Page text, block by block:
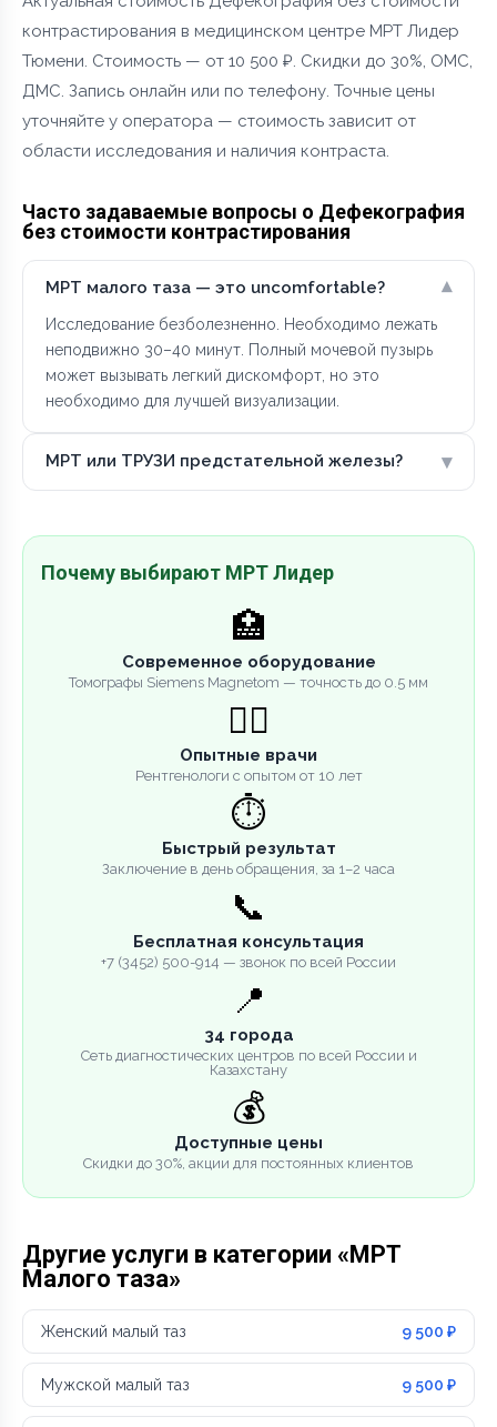
контрастирования в медицинском центре МРТ Лидер
Тюмени. Стоимость — от 10 500 ₽. Скидки до 30%, ОМС,
ДМС. Запись онлайн или по телефону. Точные цены
уточняйте у оператора — стоимость зависит от
области исследования и наличия контраста.
Часто задаваемые вопросы о Дефекография
без стоимости контрастирования
МРТ малого таза — это uncomfortable? ▾
Исследование безболезненно. Необходимо лежать
неподвижно 30–40 минут. Полный мочевой пузырь
может вызывать легкий дискомфорт, но это
необходимо для лучшей визуализации.
МРТ или ТРУЗИ предстательной железы? ▾
Почему выбирают МРТ Лидер
🏥
Современное оборудование
Томографы Siemens Magnetom — точность до 0.5 мм
👨‍⚕️
Опытные врачи
Рентгенологи с опытом от 10 лет
⏱️
Быстрый результат
Заключение в день обращения, за 1–2 часа
📞
Бесплатная консультация
+7 (3452) 500-914 — звонок по всей России
📍
34 города
Сеть диагностических центров по всей России и
Казахстану
💰
Доступные цены
Скидки до 30%, акции для постоянных клиентов
Другие услуги в категории «МРТ
Малого таза»
Женский малый таз 9 500 ₽
Мужской малый таз 9 500 ₽